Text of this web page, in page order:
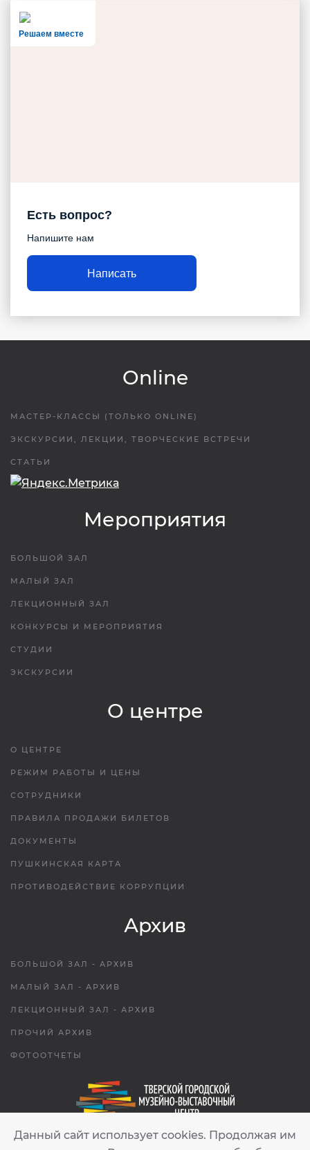
Решаем вместе
Есть вопрос?
Напишите нам
Написать
Online
МАСТЕР-КЛАССЫ (ТОЛЬКО ONLINE)
ЭКСКУРСИИ, ЛЕКЦИИ, ТВОРЧЕСКИЕ ВСТРЕЧИ
СТАТЬИ
Мероприятия
БОЛЬШОЙ ЗАЛ
МАЛЫЙ ЗАЛ
ЛЕКЦИОННЫЙ ЗАЛ
КОНКУРСЫ И МЕРОПРИЯТИЯ
СТУДИИ
ЭКСКУРСИИ
О центре
О ЦЕНТРЕ
РЕЖИМ РАБОТЫ И ЦЕНЫ
СОТРУДНИКИ
ПРАВИЛА ПРОДАЖИ БИЛЕТОВ
ДОКУМЕНТЫ
ПУШКИНСКАЯ КАРТА
ПРОТИВОДЕЙСТВИЕ КОРРУПЦИИ
Архив
БОЛЬШОЙ ЗАЛ - АРХИВ
МАЛЫЙ ЗАЛ - АРХИВ
ЛЕКЦИОННЫЙ ЗАЛ - АРХИВ
ПРОЧИЙ АРХИВ
ФОТООТЧЕТЫ
tgmvc.tver@gmail.com
Данный сайт использует cookies. Продолжая им